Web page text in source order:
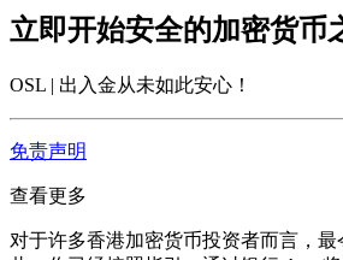
立即开始安全的加密货币
OSL | 出入金从未如此安心 ！
免责声明
查看更多
对于许多香港加密货币投资者而言，